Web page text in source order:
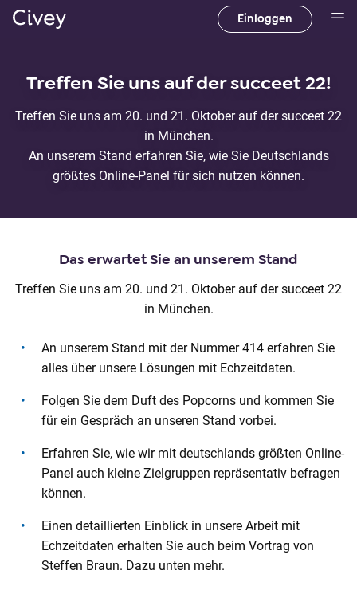
p
M
a
C
o
t
e
n
t
Einloggen
Treffen Sie uns auf der succeet 22!
Treffen Sie uns am 20. und 21. Oktober auf der succeet 22
in München.
An unserem Stand erfahren Sie, wie Sie Deutschlands
größtes Online-Panel für sich nutzen können.
Das erwartet Sie an unserem Stand
Treffen Sie uns am 20. und 21. Oktober auf der succeet 22
in München.
An unserem Stand mit der Nummer 414 erfahren Sie
alles über unsere Lösungen mit Echzeitdaten.
Folgen Sie dem Duft des Popcorns und kommen Sie
für ein Gespräch an unseren Stand vorbei.
Erfahren Sie, wie wir mit deutschlands größten Online-
Panel auch kleine Zielgruppen repräsentativ befragen
können.
Einen detaillierten Einblick in unsere Arbeit mit
Echzeitdaten erhalten Sie auch beim Vortrag von
Steffen Braun. Dazu unten mehr.